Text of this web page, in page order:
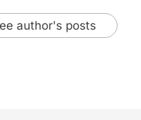
author's posts